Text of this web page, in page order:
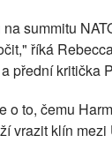
summitu
říká
přední kritička
o to, čemu
vrazit klín